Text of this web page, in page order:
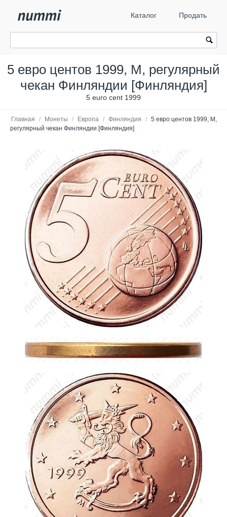
Каталог Продать
5 евро центов 1999, М, регулярный
чекан Финляндии [Финляндия]
5 euro cent 1999
Главная / Монеты / Европа / Финляндия / 5 евро центов 1999, М,
регулярный чекан Финляндии [Финляндия]